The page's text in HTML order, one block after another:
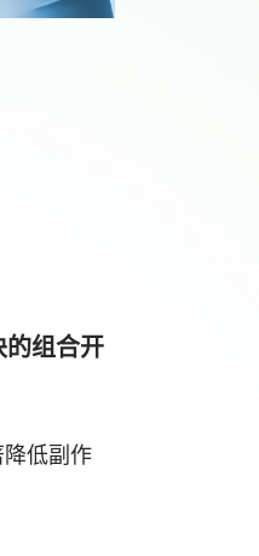
的组合开
低副作